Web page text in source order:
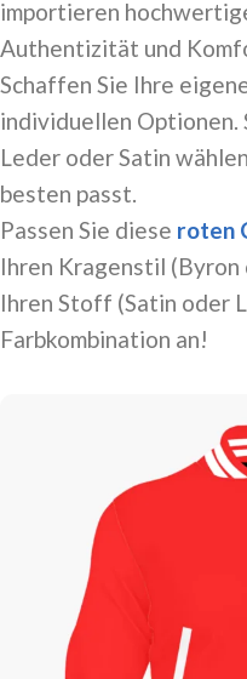
importieren
Authentizität und
Schaffen Sie Ihre
individuellen Optionen.
Leder oder Satin
besten passt.
Passen Sie diese roten
Ihren Kragenstil (Byron
Ihren Stoff (Satin oder
Farbkombination an!